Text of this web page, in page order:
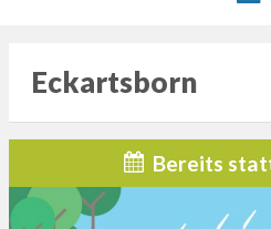
Eckartsborn
Bereits